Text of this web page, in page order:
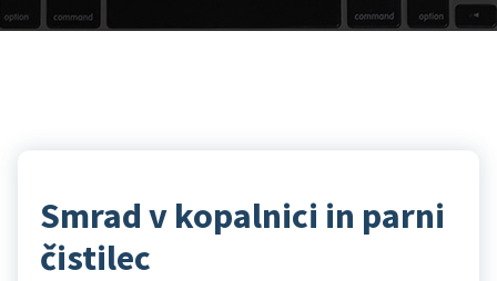
Smrad v kopalnici in parni
čistilec